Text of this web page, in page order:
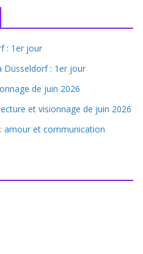
: 1er jour
Düsseldorf : 1er jour
de juin 2026
et visionnage de juin 2026
amour et communication